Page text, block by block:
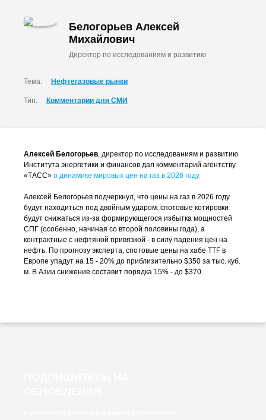
Белогорьев Алексей
Михайлович
Директор по исследованиям и развитию
Тема: Нефтегазовые рынки
Тип: Комментарии для СМИ
Алексей Белогорьев, директор по исследованиям и развитию
Института энергетики и финансов дал комментарий агентству
«ТАСС» о динамике мировых цен на газ в 2026 году.
Алексей Белогорьев подчеркнул, что цены на газ в 2026 году
будут находиться под двойным ударом: спотовые котировки
будут снижаться из-за формирующегося избытка мощностей
СПГ (особенно, начиная со второй половины года), а
контрактные с нефтяной привязкой - в силу падения цен на
нефть. По прогнозу эксперта, спотовые цены на хабе TTF в
Европе упадут на 15 - 20% до приблизительно $350 за тыс. куб.
м. В Азии снижение составит порядка 15% - до $370.